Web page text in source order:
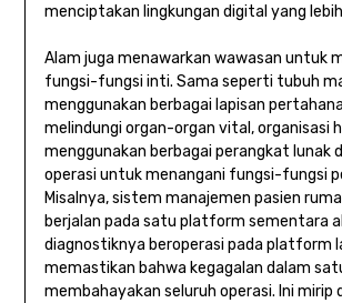
menciptakan lingkungan digital yang
Alam juga menawarkan wawasan untuk
fungsi-fungsi inti. Sama seperti tubuh
menggunakan berbagai lapisan
melindungi organ-organ vital, organisasi
menggunakan berbagai perangkat lunak
operasi untuk menangani fungsi-fungsi
Misalnya, sistem manajemen pasien
berjalan pada satu platform sementara
diagnostiknya beroperasi pada platform
memastikan bahwa kegagalan dalam
membahayakan seluruh operasi. Ini mirip